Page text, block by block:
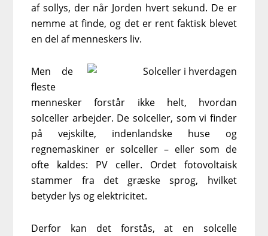
af sollys, der når Jorden hvert sekund. De er
nemme at finde, og det er rent faktisk blevet
en del af menneskers liv.
Men de
fleste
mennesker forstår ikke helt, hvordan
solceller arbejder. De solceller, som vi finder
på vejskilte, indenlandske huse og
regnemaskiner er solceller – eller som de
ofte kaldes: PV celler. Ordet fotovoltaisk
stammer fra det græske sprog, hvilket
betyder lys og elektricitet.
Derfor kan det forstås, at en solcelle